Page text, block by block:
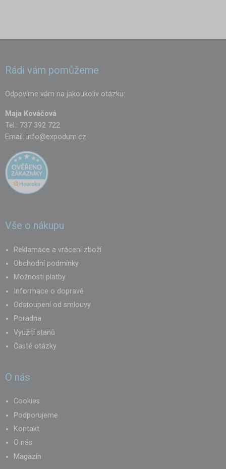
Rádi vám pomůžeme
Odpovíme vám na jakoukoliv otázku:
Maja Kováčová
Tel.: 737 392 722
Email: info@expodum.cz
Vše o nákupu
Reklamace a vrácení zboží
Obchodní podmínky
Možnosti platby
Informace o dopravě
Odstoupení od smlouvy
Poradna
Využití stanů
Časté otázky
O nás
Cookies
Podporujeme
Kontakt
O nás
Magazín